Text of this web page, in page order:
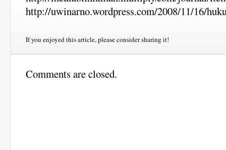
http://uwinarno.wordpress.com/2008/11/16/
If you enjoyed this article, please consider sharing it!
Comments are closed.